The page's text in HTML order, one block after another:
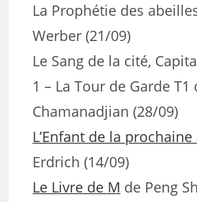
La Prophétie des
Werber (21/09)
Le Sang de la cité,
1 – La Tour de Garde
Chamanadjian (28/09)
L’Enfant de la
Erdrich (14/09)
Le Livre de M de Peng